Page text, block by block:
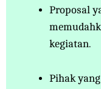
Proposal
kegiatan.
Pihak